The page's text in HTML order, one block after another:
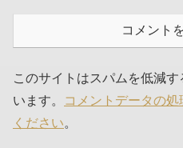
コメント
このサイトはスパムを低減
います。
コメントデータの
ください。